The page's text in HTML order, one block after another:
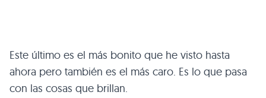
Este último es el más bonito que he visto hasta
ahora pero también es el más caro. Es lo que pasa
con las cosas que brillan.